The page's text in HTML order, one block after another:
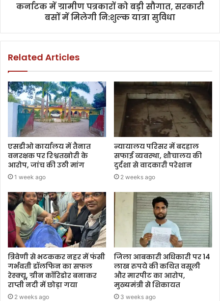
कर्नाटक में ग्रामीण पत्रकारों को बड़ी सौगात, सरकारी
बसों में मिलेगी नि:शुल्क यात्रा सुविधा
Related Articles
एसडीओ कार्यालय में तैनात
वनरक्षक पर रिश्वतखोरी के
आरोप, जांच की उठी मांग
1 week ago
न्यायालय परिसर में बदहाल
सफाई व्यवस्था, शौचालय की
दुर्दशा से वादकारी परेशान
2 weeks ago
त्रिवेणी से भटककर नहर में फंसी
गर्भवती डॉलफिन का सफल
रेस्क्यू, ग्रीन कॉरिडोर बनाकर
राप्ती नदी में छोड़ा गया
2 weeks ago
जिला आबकारी अधिकारी पर 14
लाख रुपये की कथित वसूली
और मारपीट का आरोप,
मुख्यमंत्री से शिकायत
3 weeks ago